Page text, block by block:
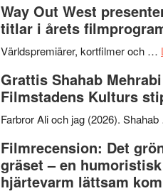
Way Out West
titlar i årets
Världspremiärer, kortfilmer och …
Grattis Shahab
Filmstadens Kulturs
Farbror Ali och jag (2026).
Filmrecension: Det
gräset – en
hjärtevarm lättsam